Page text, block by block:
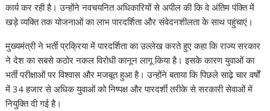
कार्य कर रही है। उन्होंने नवचयनित अधिकारियों से अपील की कि वे अंतिम पंक्ति में
खड़े व्यक्ति तक योजनाओं का लाभ पारदर्शिता और संवेदनशीलता के साथ पहुंचाएं।
मुख्यमंत्री ने भर्ती प्रक्रिया में पारदर्शिता का उल्लेख करते हुए कहा कि राज्य सरकार
ने देश का सबसे कठोर नकल विरोधी कानून लागू किया है। इसके कारण युवाओं का
भर्ती परीक्षाओं पर विश्वास और मजबूत हुआ है। उन्होंने बताया कि पिछले साढ़े चार वर्षों
में 34 हजार से अधिक युवाओं को निष्पक्ष और पारदर्शी तरीके से सरकारी सेवाओं में
नियुक्ति दी गई है।